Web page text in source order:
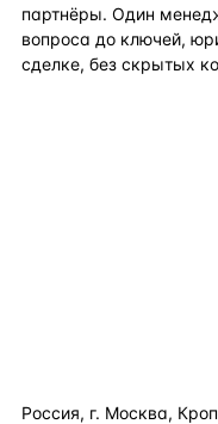
партнёры. Один
вопроса до ключей,
сделке, без скрытых
Россия, г. Москва,